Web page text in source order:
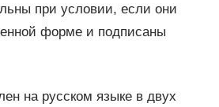
при условии, если они
форме и подписаны
на русском языке в двух